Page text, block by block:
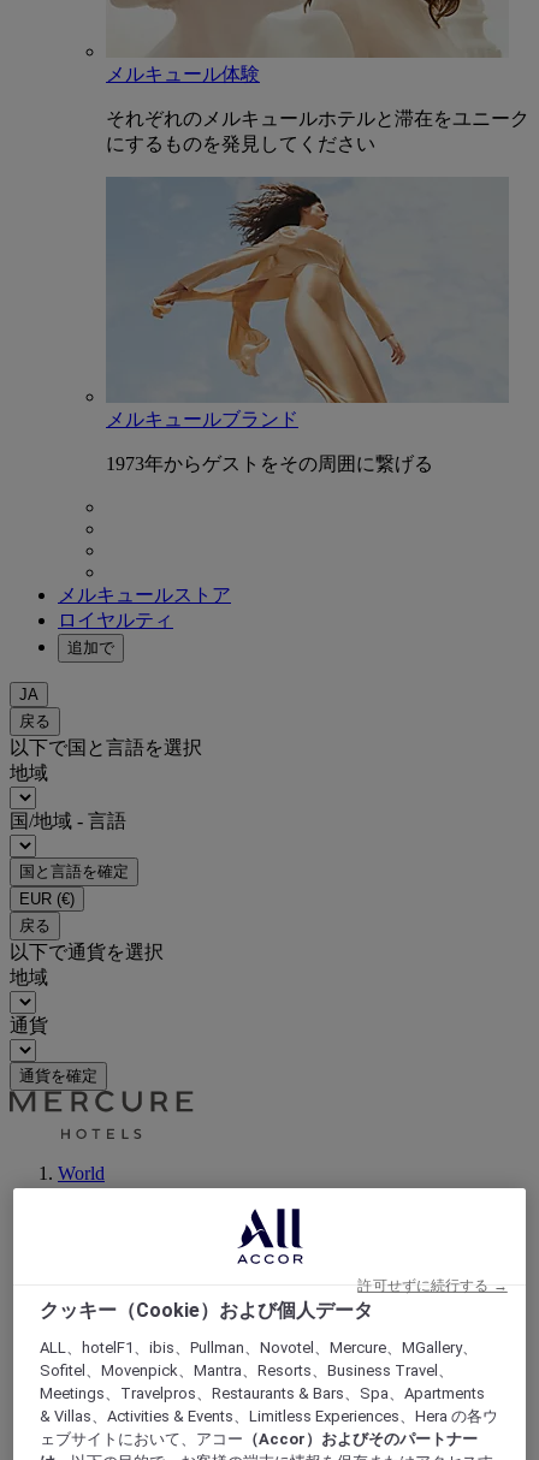
メルキュール体験
それぞれのメルキュールホテルと滞在をユニーク
にするものを発見してください
メルキュールブランド
1973年からゲストをその周囲に繋げる
メルキュールストア
ロイヤルティ
追加で
JA
戻る
以下で国と言語を選択
地域
国/地域 - 言語
国と言語を確定
EUR (€)
戻る
以下で通貨を選択
地域
通貨
通貨を確定
World
Europe
クッキー（Cookie）および個人データ
ALL、hotelF1、ibis、Pullman、Novotel、Mercure、MGallery、
Sofitel、Movenpick、Mantra、Resorts、Business Travel、
Meetings、Travelpros、Restaurants & Bars、Spa、Apartments
& Villas、Activities & Events、Limitless Experiences、Hera の各ウ
ェブサイトにおいて、アコー （Accor）およびそのパートナー
許可せずに続行する →